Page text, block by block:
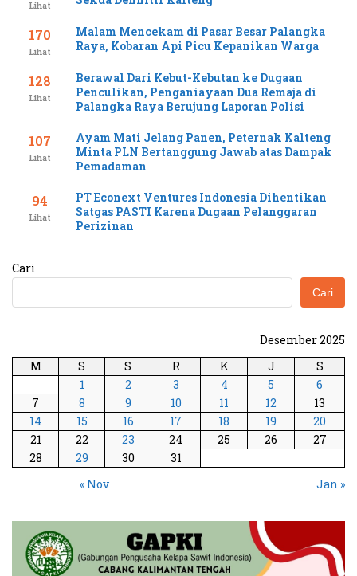
Lihat
170
Lihat
Malam Mencekam di Pasar Besar Palangka
Raya, Kobaran Api Picu Kepanikan Warga
128
Lihat
Berawal Dari Kebut-Kebutan ke Dugaan
Penculikan, Penganiayaan Dua Remaja di
Palangka Raya Berujung Laporan Polisi
107
Lihat
Ayam Mati Jelang Panen, Peternak Kalteng
Minta PLN Bertanggung Jawab atas Dampak
Pemadaman
94
Lihat
PT Econext Ventures Indonesia Dihentikan
Satgas PASTI Karena Dugaan Pelanggaran
Perizinan
Cari
Cari
Desember 2025
M
S S R K J
S
1
2 3 4 5
6
7
8 9 10 11 12
13
14
15 16 17 18 19
20
21
22 23 24 25 26
27
28
29 30
31
« Nov
Jan »